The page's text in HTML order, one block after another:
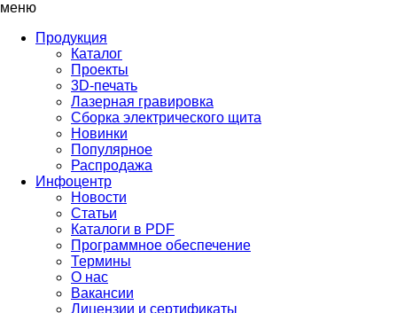
меню
Продукция
Каталог
Проекты
3D-печать
Лазерная гравировка
Сборка электрического щита
Новинки
Популярное
Распродажа
Инфоцентр
Новости
Статьи
Каталоги в PDF
Программное обеспечение
Термины
О нас
Вакансии
Лицензии и сертификаты